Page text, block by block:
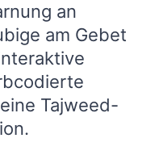
an
am Gebet
Tajweed-